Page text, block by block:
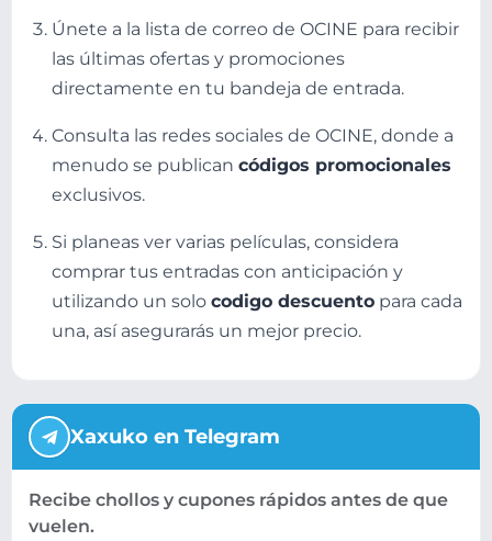
Únete a la lista de correo de OCINE para recibir
las últimas ofertas y promociones
directamente en tu bandeja de entrada.
Consulta las redes sociales de OCINE, donde a
menudo se publican códigos promocionales
exclusivos.
Si planeas ver varias películas, considera
comprar tus entradas con anticipación y
utilizando un solo codigo descuento para cada
una, así asegurarás un mejor precio.
Xaxuko en Telegram
Recibe chollos y cupones rápidos antes de que
vuelen.